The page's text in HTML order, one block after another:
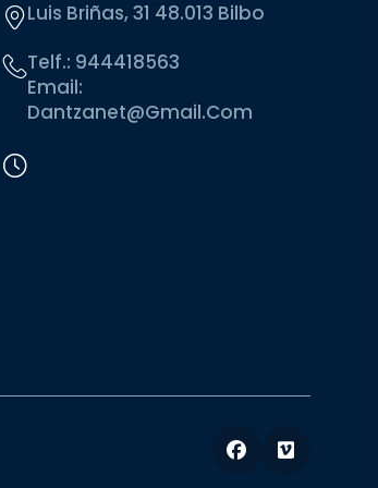
Luis Briñas, 31 48.013 Bilbo
Telf.: 944418563
Email:
Dantzanet@gmail.com
Facebook
Vimeo